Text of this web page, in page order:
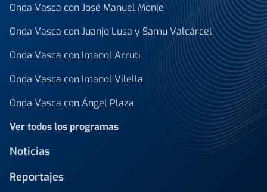
Onda Vasca con José Manuel Monje
Onda Vasca con Juanjo Lusa y Samu Valcárcel
Onda Vasca con Imanol Arruti
Onda Vasca con Imanol Vilella
Onda Vasca con Ángel Plaza
Ver todos los programas
Noticias
Reportajes